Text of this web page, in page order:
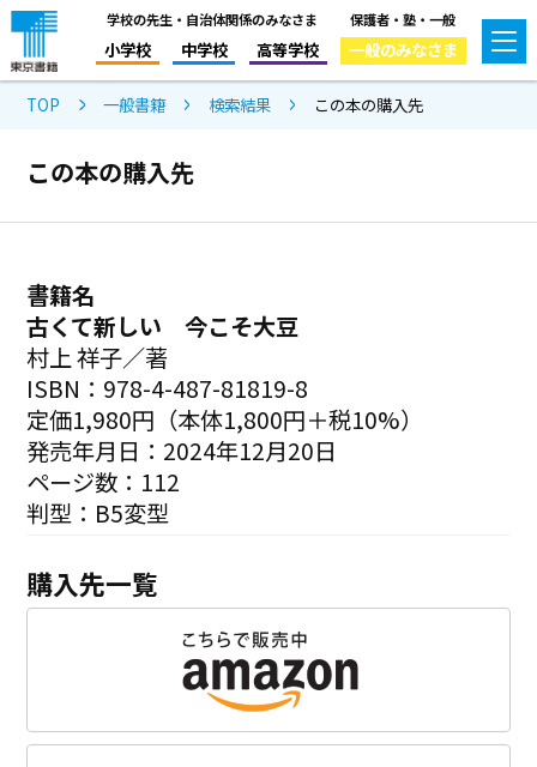
学校の先生・自治体関係のみなさま
小学校 中学校 高等学校
保護者・塾・一般
一般のみなさま
TOP 一般書籍 検索結果 この本の購入先
この本の購入先
書籍名
古くて新しい 今こそ大豆
村上 祥子／著
ISBN：978-4-487-81819-8
定価1,980円（本体1,800円＋税10%）
発売年月日：2024年12月20日
ページ数：112
判型：B5変型
購入先一覧